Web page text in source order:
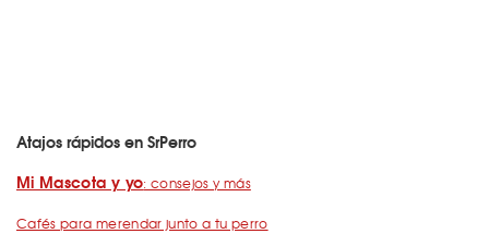
Atajos rápidos en SrPerro
Mi Mascota y yo: consejos y más
Cafés para merendar junto a tu perro